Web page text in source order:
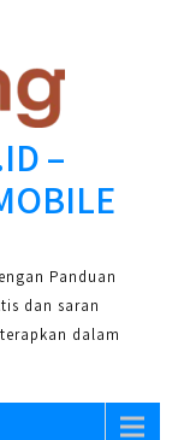
–
Panduan
dan saran
dalam